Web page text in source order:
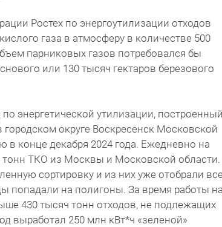
Ростех по энергоутилизации отходов
газа в атмосферу в количестве 500
парниковых газов потребовался бы
или 130 тысяч гектаров березового
энергетической утилизации, построенный
округе Воскресенск Московской
в конце декабря 2024 года. Ежедневно на
тонн ТКО из Москвы и Московской области.
сортировку и из них уже отобрали
попадали на полигоны. За время работы на
430 тысяч тонн отходов, не подлежащих
выработал 250 млн кВт*ч «зеленой»